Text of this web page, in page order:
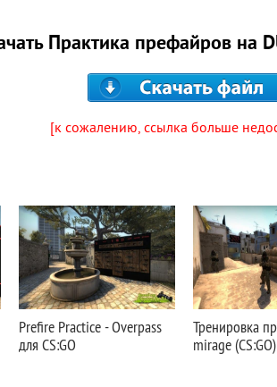
Практика префайров на
[к сожалению, ссылка больше
Prefire Practice - Overpass
для CS:GO
Тренировка
mirage (CS:GO)